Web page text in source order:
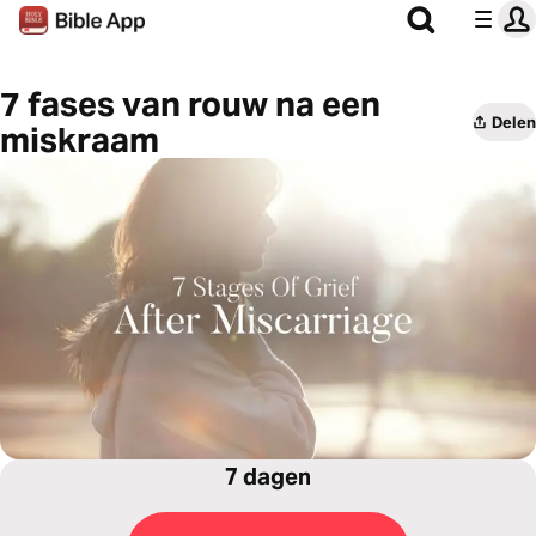
7 fases van rouw na een
miskraam
Delen
7 dagen